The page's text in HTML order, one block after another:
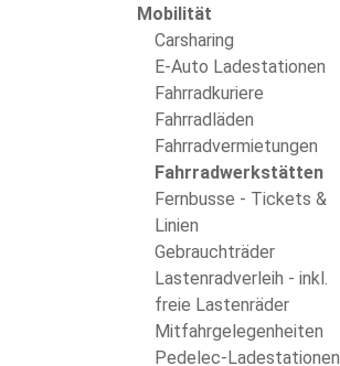
Mobilität
Carsharing
E-Auto Ladestationen
Fahrradkuriere
Fahrradläden
Fahrradvermietungen
Fahrradwerkstätten
Fernbusse - Tickets &
Linien
Gebrauchträder
Lastenradverleih - inkl.
freie Lastenräder
Mitfahrgelegenheiten
Pedelec-Ladestationen